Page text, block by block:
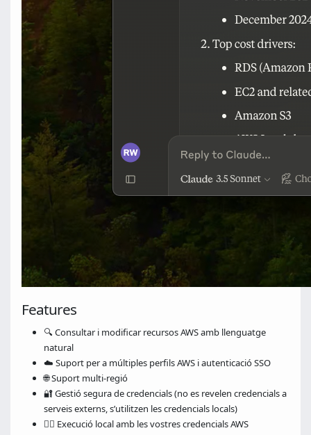
Features
🔍 Consultar i modificar recursos AWS amb llenguatge
natural
☁️ Suport per a múltiples perfils AWS i autenticació SSO
🌐 Suport multi-regió
🔐 Gestió segura de credencials (no es revelen credencials a
serveis externs, s’utilitzen les credencials locals)
🏃‍♂️ Execució local amb les vostres credencials AWS